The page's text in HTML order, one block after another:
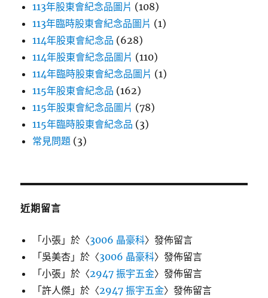
113年股東會紀念品圖片 (108)
113年臨時股東會紀念品圖片 (1)
114年股東會紀念品 (628)
114年股東會紀念品圖片 (110)
114年臨時股東會紀念品圖片 (1)
115年股東會紀念品 (162)
115年股東會紀念品圖片 (78)
115年臨時股東會紀念品 (3)
常見問題 (3)
近期留言
「小張 」於〈3006 晶豪科〉發佈留言
「吳美杏 」於〈3006 晶豪科〉發佈留言
「小張 」於〈2947 振宇五金〉發佈留言
「許人傑 」於〈2947 振宇五金〉發佈留言